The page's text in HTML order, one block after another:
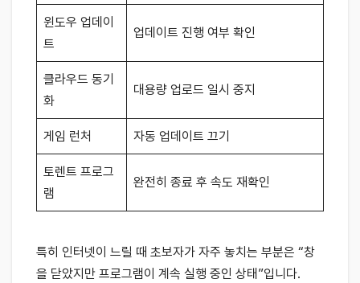
윈도우 업데이
트
업데이트 진행 여부 확인
클라우드 동기
화
대용량 업로드 일시 중지
게임 런처 자동 업데이트 끄기
토렌트 프로그
램
완전히 종료 후 속도 재확인
특히 인터넷이 느릴 때 초보자가 자주 놓치는 부분은 “창
을 닫았지만 프로그램이 계속 실행 중인 상태”입니다.